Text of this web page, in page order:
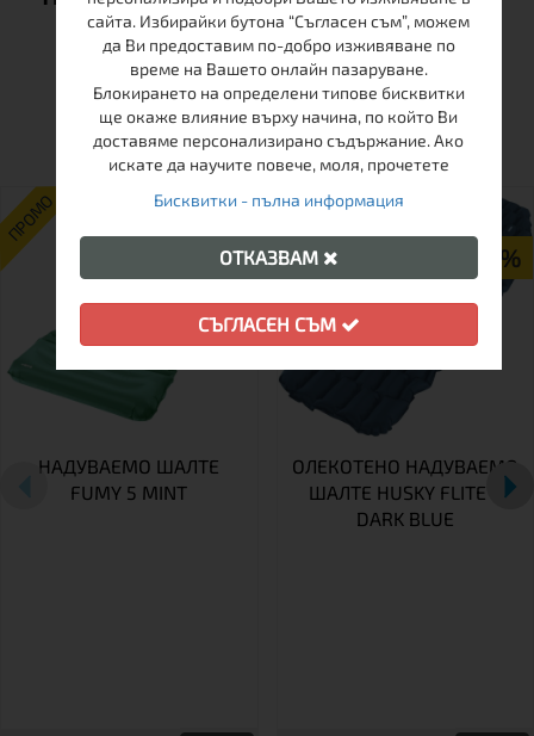
ОЩЕ ОТ ТАЗИ МАРКА
ПРОМО
-25%
НАДУВАЕМО ШАЛТЕ
FUMY 5 MINT
ПРОМО
-19%
ОЛЕКОТЕНО НАДУВАЕМО
ШАЛТЕ HUSKY FLITE 5
DARK BLUE
сайта. Избирайки бутона “Съгласен съм”, можем
да Ви предоставим по-добро изживяване по
време на Вашето онлайн пазаруване.
Блокирането на определени типове бисквитки
ще окаже влияние върху начина, по който Ви
доставяме персонализирано съдържание. Ако
искате да научите повече, моля, прочетете
Бисквитки - пълна информация
ОТКАЗВАМ
СЪГЛАСЕН СЪМ